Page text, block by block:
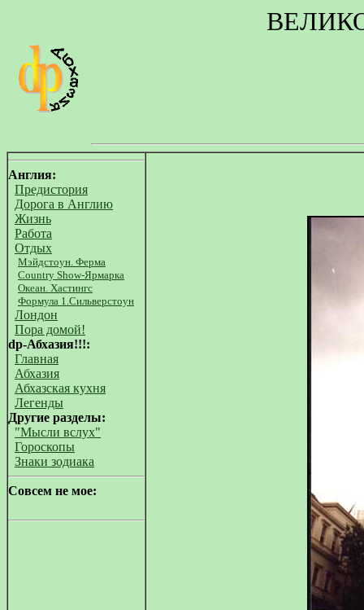
Англия:
Предистория
Дорога в Англию
Жизнь
Работа
Отдых
Мэйдстоун. Ферма
Country Show-Ярмарка
Океан. Хастингс
Формула 1.Сильверстоун
Лондон
Пора домой!
dp-Абхазия!!!:
Главная
Абхазия
Абхазская кухня
Легенды
Другие разделы:
"Мысли вслух"
Гороскопы
Знаки зодиака
Совсем не мое: